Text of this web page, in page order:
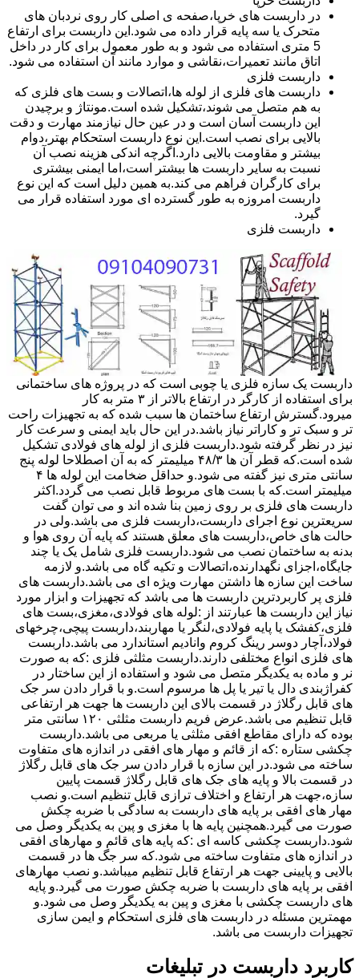
در داربست های خرپا،صفحه ی اصلی کار روی نردبان های
متحرک یا سه پایه قرار داده می شود.این داربست برای ارتفاع
5 متری استفاده می شود و به طور معمول برای کار در داخل
اتاق مانند تعمیرات،نقاشی و موارد مانند آن استفاده می شود.
داربست فلزی
داربست های فلزی از لوله ها،اتصالات و بست های فلزی که
به هم متصل می شوند،تشکیل شده است.مونتاژ و برچیدن
این داربست آسان است و در عین حال نیازمند مهارت و دقت
بالایی برای نصب است.این نوع داربست استحکام بهتر،دوام
بیشتر و مقاومت بالایی دارد.اگرچه اندکی هزینه نصب آن
نسبت به سایر داربست ها بیشتر است،اما ایمنی بیشتری
برای کارگران فراهم می کند.به همین دلیل است که این نوع
داربست امروزه به طور گسترده ای مورد استفاده قرار می
گیرد.
داربست فلزی
داربست یک سازه فلزی یا چوبی است که در پروژه های ساختمانی
برای استفاده از کارگر در ارتفاع بالاتر از ۳ متر به کار
میرود.گسترش ارتفاع ساختمان ها سبب شده که به تجهیزات راحت
تر و سبک تر و کاراتر نیاز باشد.در این حال باید ایمنی و سرعت کار
نیز در نظر گرفته شود.داربست فلزی از لوله های فولادی تشکیل
شده است.که قطر آن ها ۴۸/۳ میلیمتر که به آن اصطلاحا لوله پنج
سانتی متری نیز گفته می شود.و حداقل ضخامت این لوله ها ۴
میلیمتر است.که با بست های مربوط قابل نصب می گردد.اکثر
داربست های فلزی بر روی زمین بنا شده اند و می توان گفت
سریعترین نوع اجرای داربست،داربست فلزی می باشد.ولی در
حالت های خاص،داربست های معلق هستند که پایه آن روی هوا و
بدنه به ساختمان نصب می شود.داربست فلزی شامل یک یا چند
جایگاه،اجزای نگهدارنده،اتصالات و تکیه گاه می باشد.و لازمه
ساخت این سازه ها داشتن مهارت ویژه ای می باشد.داربست های
فلزی پر کاربردترین داربست ها می باشد که تجهیزات و ابزار مورد
نیاز این داربست ها عبارتند از :لوله های فولادی،مغزی،بست های
فلزی،کفشک یا پایه فولادی،لنگر یا مهاربند،داربست پیچی،چرخهای
فولاد،آچار دوسر رینگ کروم وانادیم استاندارد می باشد.داربست
های فلزی انواع مختلفی دارند.داربست مثلثی فلزی :که به صورت
نر و ماده به یکدیگر متصل می شود و استفاده از این ساختار در
کفراژبندی دال یا تیر یا پل ها مرسوم است.و با قرار دادن سر جک
های قابل رگلاژ در قسمت بالای این داربست ها جهت هر ارتفاعی
قابل تنظیم می باشد.عرض فریم داربست مثلثی ۱۲۰ سانتی متر
بوده که دارای مقاطع افقی مثلثی یا مربعی می باشد.داربست
چکشی ستاره :که از قائم و مهار های افقی در اندازه های متفاوت
ساخته می شود.در این سازه با قرار دادن سر جک های قابل رگلاژ
در قسمت بالا و پایه های جک های قابل رگلاژ قسمت پایین
سازه،جهت هر ارتفاع و اختلاف ترازی قابل تنظیم است.و نصب
مهار های افقی بر پایه های داربست به سادگی با ضربه چکش
صورت می گیرد.همچنین پایه ها با مغزی و پین به یکدیگر وصل می
شود.داربست چکشی کاسه ای :که پایه های قائم و مهارهای افقی
در اندازه های متفاوت ساخته می شود.که سر جگ ها در قسمت
بالایی و پایینی جهت هر ارتفاع قابل تنظیم میباشد.و نصب مهارهای
افقی بر پایه های داربست با ضربه چکش صورت می گیرد.و پایه
های داربست چکشی با مغزی و پین به یکدیگر وصل می شود.و
مهمترین مسئله در داربست های فلزی استحکام و ایمن سازی
تجهیزات داربست می باشد.
کاربرد داربست در تبلیغات